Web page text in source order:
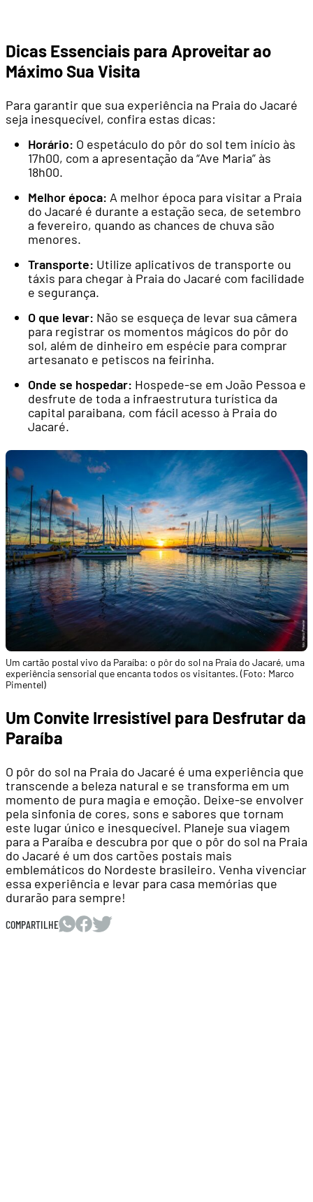
Dicas Essenciais para Aproveitar ao
Máximo Sua Visita
Para garantir que sua experiência na Praia do Jacaré
seja inesquecível, confira estas dicas:
Horário: O espetáculo do pôr do sol tem início às
17h00, com a apresentação da “Ave Maria” às
18h00.
Melhor época: A melhor época para visitar a Praia
do Jacaré é durante a estação seca, de setembro
a fevereiro, quando as chances de chuva são
menores.
Transporte: Utilize aplicativos de transporte ou
táxis para chegar à Praia do Jacaré com facilidade
e segurança.
O que levar: Não se esqueça de levar sua câmera
para registrar os momentos mágicos do pôr do
sol, além de dinheiro em espécie para comprar
artesanato e petiscos na feirinha.
Onde se hospedar: Hospede-se em João Pessoa e
desfrute de toda a infraestrutura turística da
capital paraibana, com fácil acesso à Praia do
Jacaré.
Um cartão postal vivo da Paraíba: o pôr do sol na Praia do Jacaré, uma
experiência sensorial que encanta todos os visitantes. (Foto: Marco
Pimentel)
Um Convite Irresistível para Desfrutar da
Paraíba
O pôr do sol na Praia do Jacaré é uma experiência que
transcende a beleza natural e se transforma em um
momento de pura magia e emoção. Deixe-se envolver
pela sinfonia de cores, sons e sabores que tornam
este lugar único e inesquecível. Planeje sua viagem
para a Paraíba e descubra por que o pôr do sol na Praia
do Jacaré é um dos cartões postais mais
emblemáticos do Nordeste brasileiro. Venha vivenciar
essa experiência e levar para casa memórias que
durarão para sempre!
COMPARTILHE